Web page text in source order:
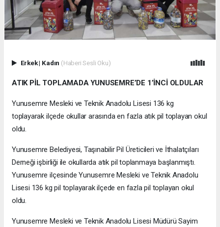
Erkek| Kadın (Haberi Sesli Oku)
ATIK PİL TOPLAMADA YUNUSEMRE’DE 1’İNCİ OLDULAR
Yunusemre Mesleki ve Teknik Anadolu Lisesi 136 kg
toplayarak ilçede okullar arasında en fazla atık pil toplayan okul
oldu.
Yunusemre Belediyesi, Taşınabilir Pil Üreticileri ve İthalatçıları
Derneği işbirliği ile okullarda atık pil toplanmaya başlanmıştı.
Yunusemre ilçesinde Yunusemre Mesleki ve Teknik Anadolu
Lisesi 136 kg pil toplayarak ilçede en fazla pil toplayan okul
oldu.
Yunusemre Mesleki ve Teknik Anadolu Lisesi Müdürü Sayim